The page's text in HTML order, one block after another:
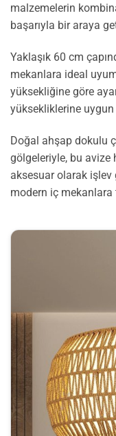
malzemelerin
başarıyla bir araya
Yaklaşık 60 cm
mekanlara ideal
yüksekliğine göre
yüksekliklerine
Doğal ahşap dokulu
gölgeleriyle, bu avize
aksesuar olarak
modern iç mekanlara